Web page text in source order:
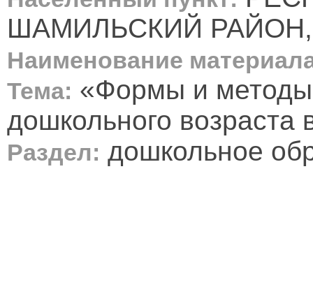
ШАМИЛЬСКИЙ РАЙОН,
Наименование
Тема: «Формы и
дошкольного
Раздел: дошкольное